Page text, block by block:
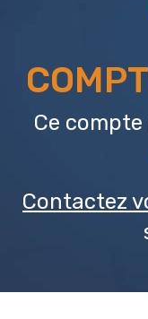
Ce
Contactez